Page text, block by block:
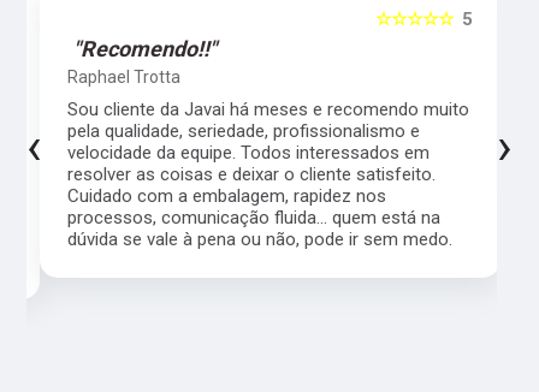
5
☆☆☆☆☆
"Recomendo!!"
Raphael Trotta
Sou cliente da Javai há meses e recomendo muito
pela qualidade, seriedade, profissionalismo e
velocidade da equipe. Todos interessados em
resolver as coisas e deixar o cliente satisfeito.
Cuidado com a embalagem, rapidez nos
processos, comunicação fluida... quem está na
dúvida se vale à pena ou não, pode ir sem medo.
‹ ›